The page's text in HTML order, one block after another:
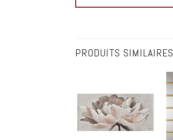
PRODUITS SIMILAIRES
Add to
wishlist